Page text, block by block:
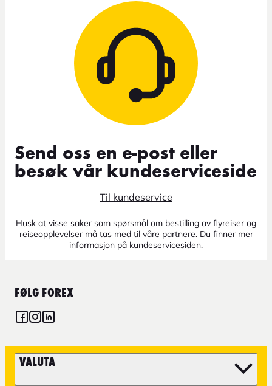
Send oss en e-post eller
besøk vår kundeserviceside
Til kundeservice
Husk at visse saker som spørsmål om bestilling av flyreiser og
reiseopplevelser må tas med til våre partnere. Du finner mer
informasjon på kundeservicesiden.
FØLG FOREX
VALUTA